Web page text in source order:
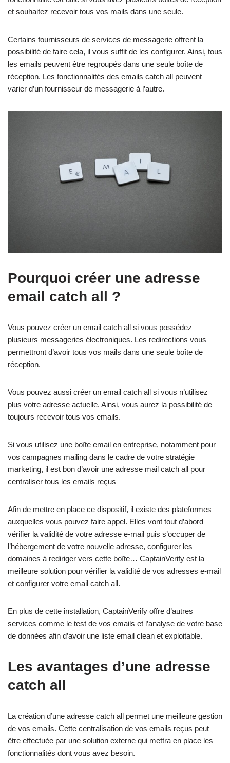
et souhaitez recevoir tous vos mails dans une seule.
Certains fournisseurs de services de messagerie offrent la
possibilité de faire cela, il vous suffit de les configurer. Ainsi, tous
les emails peuvent être regroupés dans une seule boîte de
réception. Les fonctionnalités des emails catch all peuvent
varier d’un fournisseur de messagerie à l’autre.
Pourquoi créer une adresse
email catch all ?
Vous pouvez créer un email catch all si vous possédez
plusieurs messageries électroniques. Les redirections vous
permettront d’avoir tous vos mails dans une seule boîte de
réception.
Vous pouvez aussi créer un email catch all si vous n’utilisez
plus votre adresse actuelle. Ainsi, vous aurez la possibilité de
toujours recevoir tous vos emails.
Si vous utilisez une boîte email en entreprise, notamment pour
vos campagnes mailing dans le cadre de votre stratégie
marketing, il est bon d’avoir une adresse mail catch all pour
centraliser tous les emails reçus
Afin de mettre en place ce dispositif, il existe des plateformes
auxquelles vous pouvez faire appel. Elles vont tout d’abord
vérifier la validité de votre adresse e-mail puis s’occuper de
l’hébergement de votre nouvelle adresse, configurer les
domaines à rediriger vers cette boîte… CaptainVerify est la
meilleure solution pour vérifier la validité de vos adresses e-mail
et configurer votre email catch all.
En plus de cette installation, CaptainVerify offre d’autres
services comme le test de vos emails et l’analyse de votre base
de données afin d’avoir une liste email clean et exploitable.
Les avantages d’une adresse
catch all
La création d’une adresse catch all permet une meilleure gestion
de vos emails. Cette centralisation de vos emails reçus peut
être effectuée par une solution externe qui mettra en place les
fonctionnalités dont vous avez besoin.